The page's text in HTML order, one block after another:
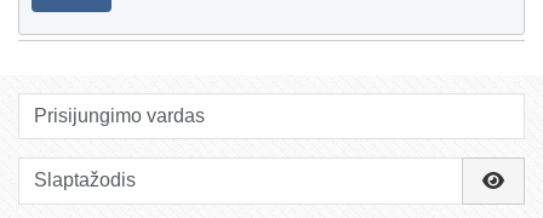
Prisijungimo vardas
Slaptažodis